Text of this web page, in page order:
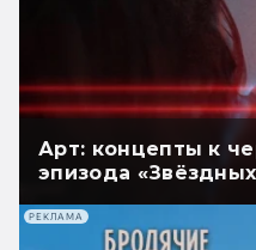
Арт: концепты к
эпизода
РЕКЛАМА